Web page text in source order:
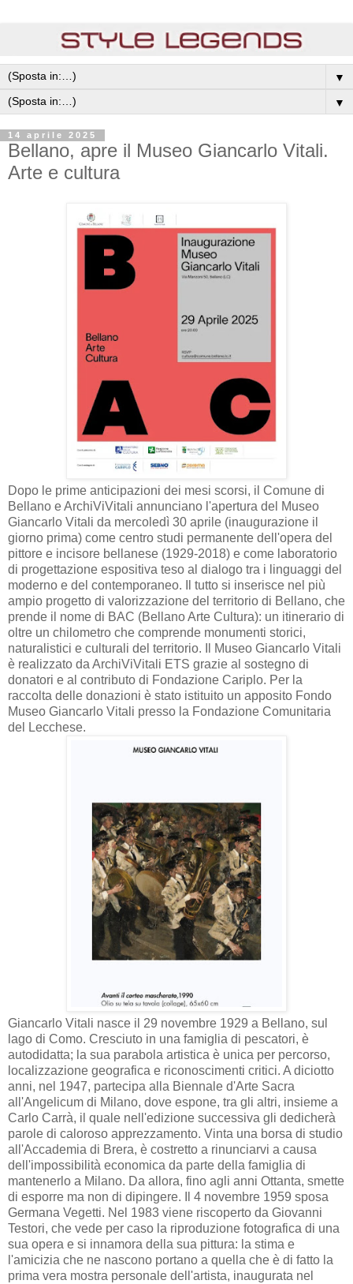
▼
▼
14 aprile 2025
Bellano, apre il Museo Giancarlo Vitali.
Arte e cultura
Dopo le prime anticipazioni dei mesi scorsi, il Comune di
Bellano e ArchiViVitali annunciano l'apertura del Museo
Giancarlo Vitali da mercoledì 30 aprile (inaugurazione il
giorno prima) come centro studi permanente dell'opera del
pittore e incisore bellanese (1929-2018) e come laboratorio
di progettazione espositiva teso al dialogo tra i linguaggi del
moderno e del contemporaneo. Il tutto si inserisce nel più
ampio progetto di valorizzazione del territorio di Bellano, che
prende il nome di BAC (Bellano Arte Cultura): un itinerario di
oltre un chilometro che comprende monumenti storici,
naturalistici e culturali del territorio. Il Museo Giancarlo Vitali
è realizzato da ArchiViVitali ETS grazie al sostegno di
donatori e al contributo di Fondazione Cariplo. Per la
raccolta delle donazioni è stato istituito un apposito Fondo
Museo Giancarlo Vitali presso la Fondazione Comunitaria
del Lecchese.
Giancarlo Vitali nasce il 29 novembre 1929 a Bellano, sul
lago di Como. Cresciuto in una famiglia di pescatori, è
autodidatta; la sua parabola artistica è unica per percorso,
localizzazione geografica e riconoscimenti critici. A diciotto
anni, nel 1947, partecipa alla Biennale d'Arte Sacra
all'Angelicum di Milano, dove espone, tra gli altri, insieme a
Carlo Carrà, il quale nell'edizione successiva gli dedicherà
parole di caloroso apprezzamento. Vinta una borsa di studio
all'Accademia di Brera, è costretto a rinunciarvi a causa
dell'impossibilità economica da parte della famiglia di
mantenerlo a Milano. Da allora, fino agli anni Ottanta, smette
di esporre ma non di dipingere. Il 4 novembre 1959 sposa
Germana Vegetti. Nel 1983 viene riscoperto da Giovanni
Testori, che vede per caso la riproduzione fotografica di una
sua opera e si innamora della sua pittura: la stima e
l'amicizia che ne nascono portano a quella che è di fatto la
prima vera mostra personale dell'artista, inaugurata nel